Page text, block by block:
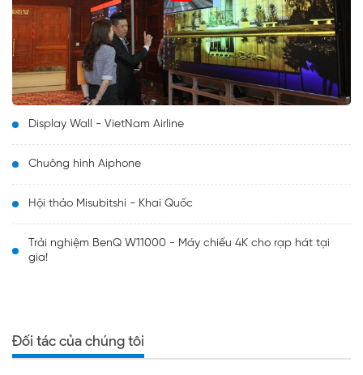
Display Wall - VietNam Airline
Chuông hình Aiphone
Hội thảo Misubitshi - Khai Quốc
Trải nghiệm BenQ W11000 - Máy chiếu 4K cho rạp hát tại
gia!
Đối tác của chúng tôi